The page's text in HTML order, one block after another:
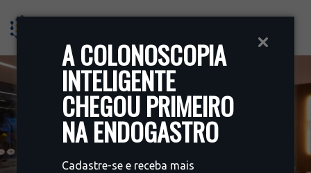
A COLONOSCOPIA
INTELIGENTE
CHEGOU PRIMEIRO
NA ENDOGASTRO
Cadastre-se e receba mais